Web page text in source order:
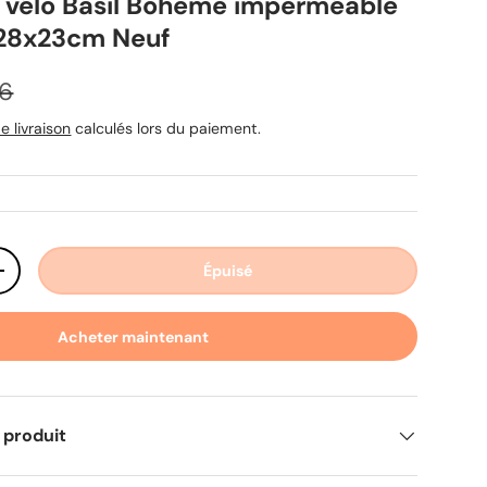
Neuf
livraison calculés lors du paiement.
la quantité Épuisé
Acheter maintenant
produit